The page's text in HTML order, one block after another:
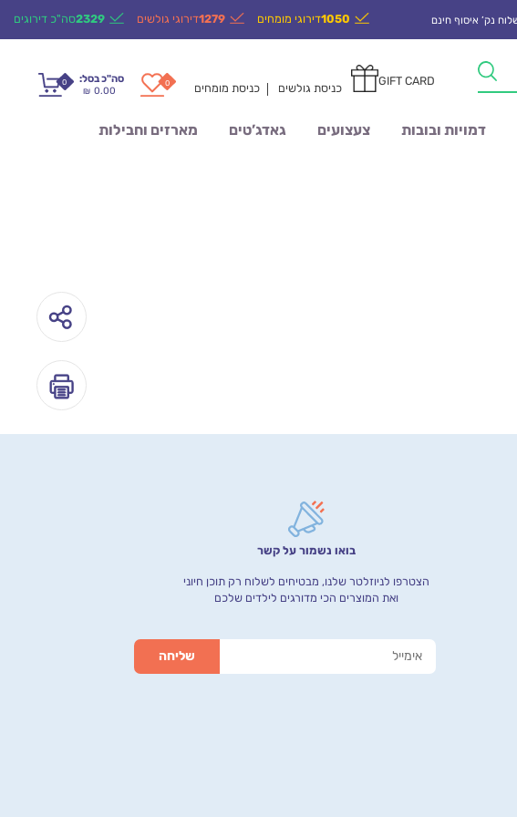
1050דירוגי מומחים 1279דירוגי גולשים 2329סה"כ דירוגים
GIFT CARD כניסת גולשים כניסת מומחים 0
0 סה"כ בסל:
₪ 0.00
דמויות ובובות צעצועים גאדג’טים מארזים וחבילות
בואו נשמור על קשר
הצטרפו לניוזלטר שלנו, מבטיחים לשלוח רק תוכן חיוני
ואת המוצרים הכי מדורגים לילדים שלכם